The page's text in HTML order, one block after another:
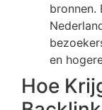
bronnen.
en
Hoe